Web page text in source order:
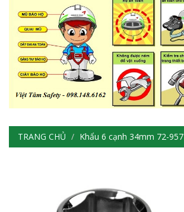
TRANG CHỦ Khẩu 6 cạnh 34mm 72-957